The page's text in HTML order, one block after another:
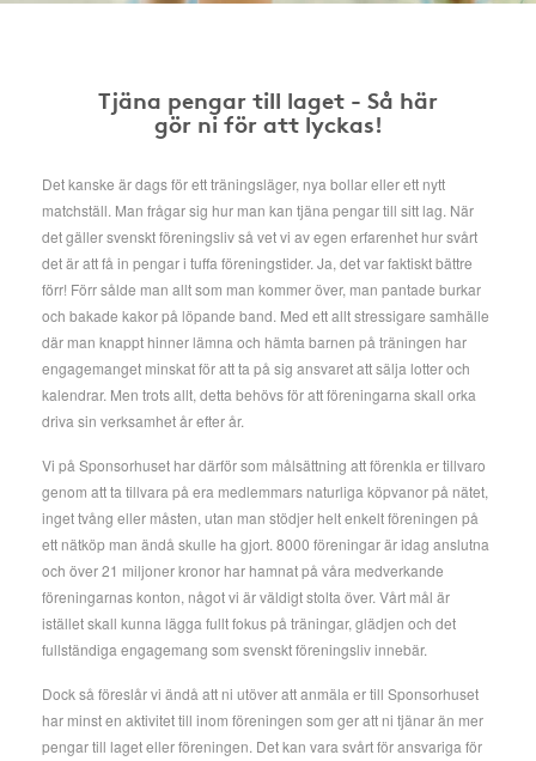
Tjäna pengar till laget - Så här
gör ni för att lyckas!
Det kanske är dags för ett träningsläger, nya bollar eller ett nytt
matchställ. Man frågar sig hur man kan tjäna pengar till sitt lag. När
det gäller svenskt föreningsliv så vet vi av egen erfarenhet hur svårt
det är att få in pengar i tuffa föreningstider. Ja, det var faktiskt bättre
förr! Förr sålde man allt som man kommer över, man pantade burkar
och bakade kakor på löpande band. Med ett allt stressigare samhälle
där man knappt hinner lämna och hämta barnen på träningen har
engagemanget minskat för att ta på sig ansvaret att sälja lotter och
kalendrar. Men trots allt, detta behövs för att föreningarna skall orka
driva sin verksamhet år efter år.
Vi på Sponsorhuset har därför som målsättning att förenkla er tillvaro
genom att ta tillvara på era medlemmars naturliga köpvanor på nätet,
inget tvång eller måsten, utan man stödjer helt enkelt föreningen på
ett nätköp man ändå skulle ha gjort. 8000 föreningar är idag anslutna
och över 21 miljoner kronor har hamnat på våra medverkande
föreningarnas konton, något vi är väldigt stolta över. Vårt mål är
istället skall kunna lägga fullt fokus på träningar, glädjen och det
fullständiga engagemang som svenskt föreningsliv innebär.
Dock så föreslår vi ändå att ni utöver att anmäla er till Sponsorhuset
har minst en aktivitet till inom föreningen som ger att ni tjänar än mer
pengar till laget eller föreningen. Det kan vara svårt för ansvariga för